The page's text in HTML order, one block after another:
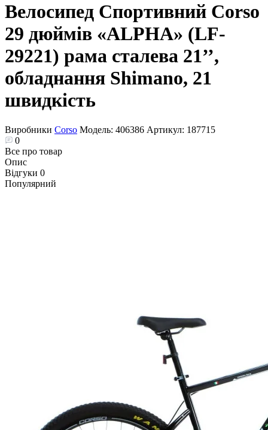
Велосипед Спортивний Corso
29 дюймів «ALPHA» (LF-
29221) рама сталева 21’’,
обладнання Shimano, 21
швидкість
Виробники Corso Модель: 406386 Артикул: 187715
0
Все про товар
Опис
Відгуки 0
Популярний